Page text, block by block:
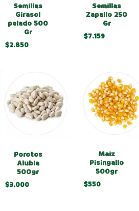
Semillas
Girasol
pelado 500
Gr
$2.850
Semillas
Zapallo 250
Gr
$7.159
Porotos
Alubia
500gr
$3.000
Maiz
Pisingallo
500gr
$550